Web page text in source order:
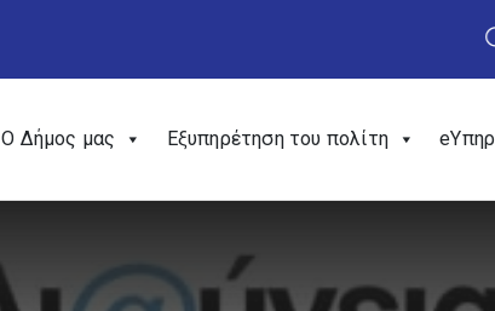
Ο Δήμος μας Εξυπηρέτηση του πολίτη